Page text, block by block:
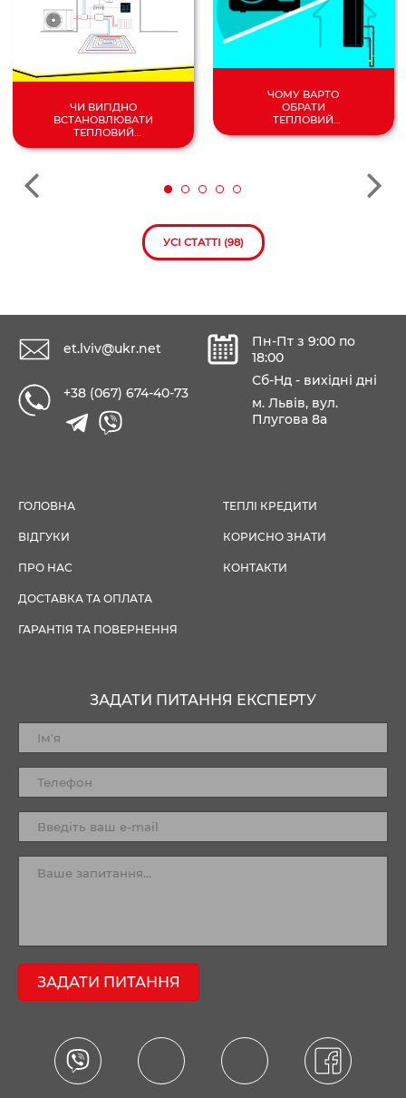
ЧИ ВИГІДНО
ВСТАНОВЛЮВАТИ
ТЕПЛОВИЙ
НАСОС У 2024
ЧОМУ ВАРТО
ОБРАТИ
ТЕПЛОВИЙ
УСІ СТАТТІ (98)
et.lviv@ukr.net
+38 (067) 674-40-73
Пн-Пт з 9:00 по
18:00
Сб-Нд - вихідні дні
м. Львів, вул.
Плугова 8а
ГОЛОВНА
ВІДГУКИ
ПРО НАС
ДОСТАВКА ТА ОПЛАТА
ГАРАНТІЯ ТА ПОВЕРНЕННЯ
ТЕПЛІ КРЕДИТИ
КОРИСНО ЗНАТИ
КОНТАКТИ
ЗАДАТИ ПИТАННЯ ЕКСПЕРТУ
ЗАДАТИ ПИТАННЯ